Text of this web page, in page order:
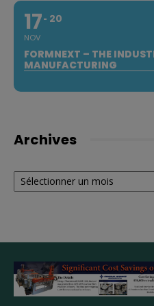
17
NOV
20
FORMNEXT – THE
MANUFACTURING
Archives
Archives